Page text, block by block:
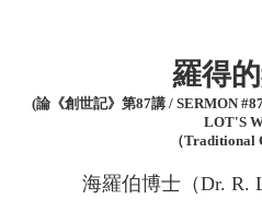
羅得
(論《創世記》第87講 / SERMON
LOT'S
（Traditional
海羅伯博士（Dr. R.